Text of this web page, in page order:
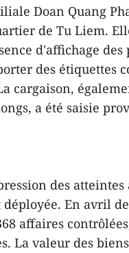
Doan Quang
de Tu Liem.
d'affichage
des étiquettes
cargaison,
a été saisie
des
En avril
affaires
La valeur des